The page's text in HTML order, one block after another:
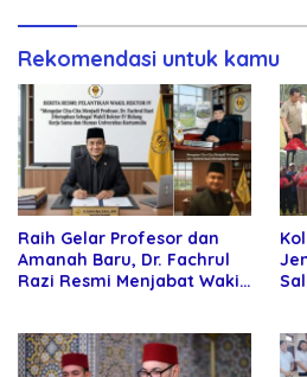
Rekomendasi untuk kamu
Raih Gelar Profesor dan
Amanah Baru, Dr. Fachrul
Razi Resmi Menjabat Wakil